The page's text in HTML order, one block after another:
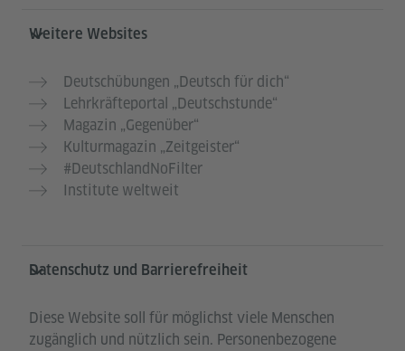
Weitere Websites
Deutschübungen „Deutsch für dich“
Lehrkräfteportal „Deutschstunde“
Magazin „Gegenüber“
Kulturmagazin „Zeitgeister“
#DeutschlandNoFilter
Institute weltweit
Datenschutz und Barrierefreiheit
Diese Website soll für möglichst viele Menschen
zugänglich und nützlich sein. Personenbezogene